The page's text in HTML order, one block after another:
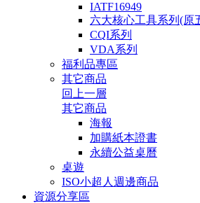
IATF16949
六大核心工具系列(原
CQI系列
VDA系列
福利品專區
其它商品
回上一層
其它商品
海報
加購紙本證書
永續公益桌曆
桌遊
ISO小超人週邊商品
資源分享區